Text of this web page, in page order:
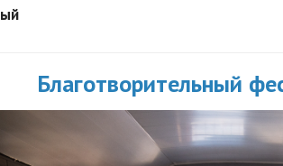
Благотворительный